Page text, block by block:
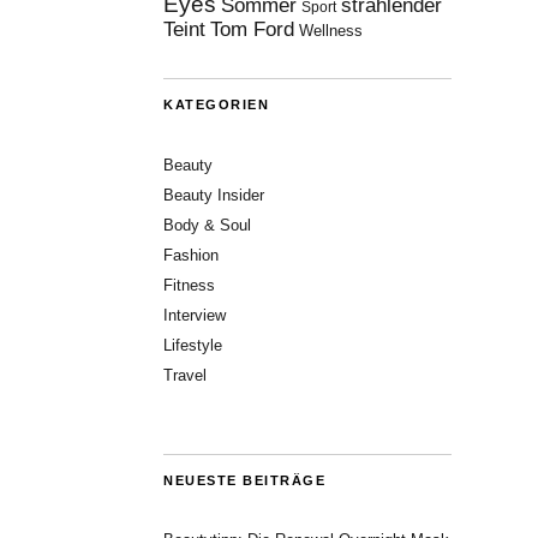
Sommer Sport strahlender
Teint Tom Ford Wellness
KATEGORIEN
Beauty
Beauty Insider
Body & Soul
Fashion
Fitness
Interview
Lifestyle
Travel
NEUESTE BEITRÄGE